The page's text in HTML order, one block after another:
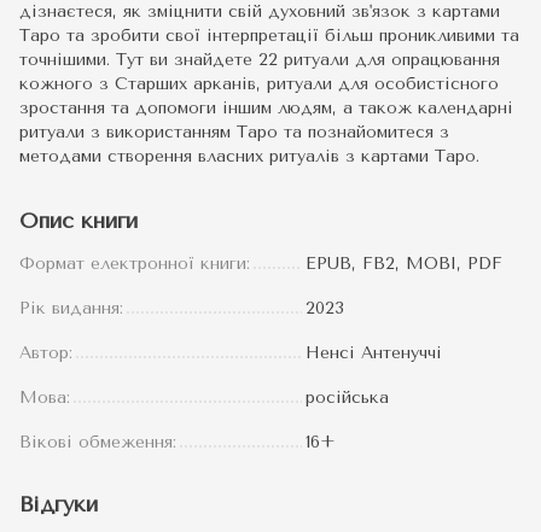
дізнаєтеся, як зміцнити свій духовний зв'язок з картами
Таро та зробити свої інтерпретації більш проникливими та
точнішими. Тут ви знайдете 22 ритуали для опрацювання
кожного з Старших арканів, ритуали для особистісного
зростання та допомоги іншим людям, а також календарні
ритуали з використанням Таро та познайомитеся з
методами створення власних ритуалів з картами Таро.
Опис книги
Формат електронної книги: EPUB, FB2, MOBI, PDF
Рік видання: 2023
Автор: Ненсі Антенуччі
Мова: російська
Вікові обмеження: 16+
Відгуки